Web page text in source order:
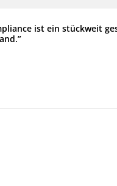
ist ein stückweit